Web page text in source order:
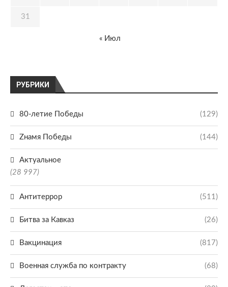
РУБРИКИ
80-летие Победы (129)
Zнамя Победы (144)
Актуальное
(28 997)
Антитеррор (511)
Битва за Кавказ (26)
Вакцинация (817)
Военная служба по контракту (68)
31
« Июл